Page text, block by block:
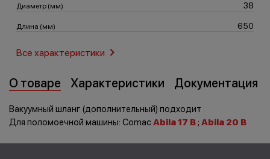
Диаметр (мм) 38
Длина (мм) 650
Все характеристики
О товаре Характеристики Документация
Вакуумный шланг (дополнительный) подходит
Для поломоечной машины: ComacAbila 17 B; Abila 20 B